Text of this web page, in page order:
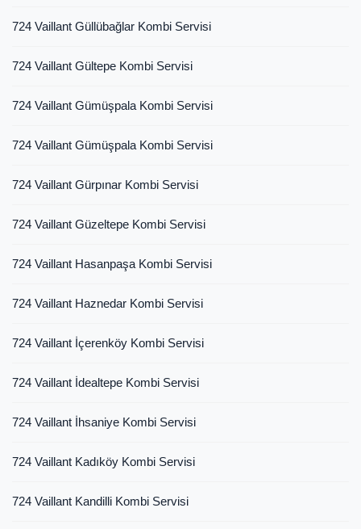
724 Vaillant Güllübağlar Kombi Servisi
724 Vaillant Gültepe Kombi Servisi
724 Vaillant Gümüşpala Kombi Servisi
724 Vaillant Gümüşpala Kombi Servisi
724 Vaillant Gürpınar Kombi Servisi
724 Vaillant Güzeltepe Kombi Servisi
724 Vaillant Hasanpaşa Kombi Servisi
724 Vaillant Haznedar Kombi Servisi
724 Vaillant İçerenköy Kombi Servisi
724 Vaillant İdealtepe Kombi Servisi
724 Vaillant İhsaniye Kombi Servisi
724 Vaillant Kadıköy Kombi Servisi
724 Vaillant Kandilli Kombi Servisi